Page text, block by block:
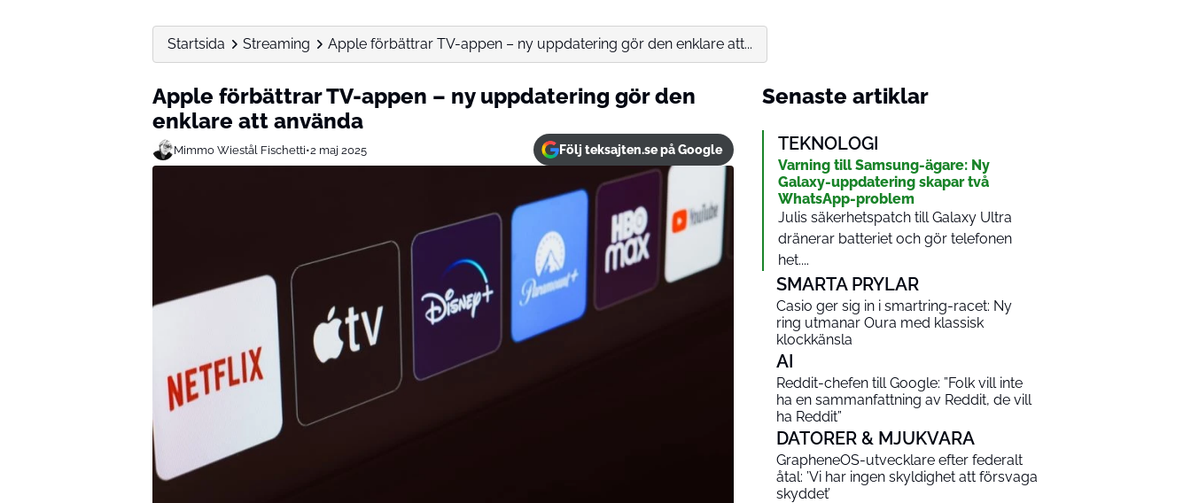
Startsida Streaming Apple förbättrar TV-appen – ny uppdatering gör den enklare att...
Apple förbättrar TV-appen – ny uppdatering gör den
enklare att använda
Mimmo Wiestål Fischetti•2 maj 2025 Följ teksajten.se på Google
Senaste artiklar
TEKNOLOGI
Varning till Samsung-ägare: Ny
Galaxy-uppdatering skapar två
WhatsApp-problem
Julis säkerhetspatch till Galaxy Ultra
dränerar batteriet och gör telefonen
het....
SMARTA PRYLAR
Casio ger sig in i smartring-racet: Ny
ring utmanar Oura med klassisk
klockkänsla
AI
Reddit-chefen till Google: ”Folk vill inte
ha en sammanfattning av Reddit, de vill
ha Reddit”
DATORER & MJUKVARA
GrapheneOS-utvecklare efter federalt
åtal: ’Vi har ingen skyldighet att försvaga
skyddet’